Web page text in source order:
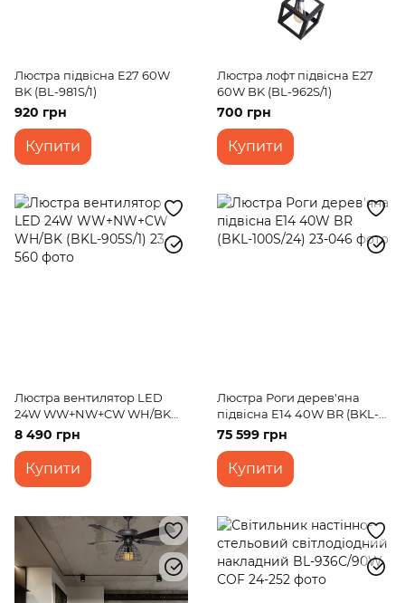
Люстра підвісна E27 60W
BK (BL-981S/1)
920 грн
Купити
Люстра лофт підвісна E27
60W BK (BL-962S/1)
700 грн
Купити
Люстра вентилятор LED
24W WW+NW+CW WH/BK
(BKL-905S/1)
8 490 грн
Купити
Люстра Роги дерев'яна
підвісна E14 40W BR (BKL-
100S/24)
75 599 грн
Купити